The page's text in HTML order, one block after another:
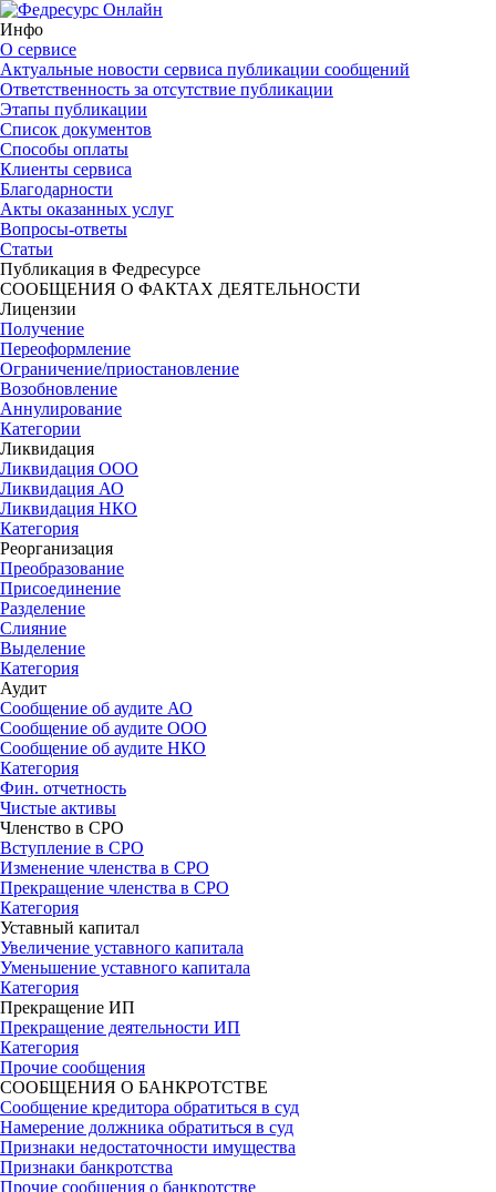
Инфо
О сервисе
Актуальные новости сервиса публикации сообщений
Ответственность за отсутствие публикации
Этапы публикации
Список документов
Способы оплаты
Клиенты сервиса
Благодарности
Акты оказанных услуг
Вопросы-ответы
Статьи
Публикация в Федресурсе
СООБЩЕНИЯ О ФАКТАХ ДЕЯТЕЛЬНОСТИ
Лицензии
Получение
Переоформление
Ограничение/приостановление
Возобновление
Аннулирование
Категории
Ликвидация
Ликвидация ООО
Ликвидация АО
Ликвидация НКО
Категория
Реорганизация
Преобразование
Присоединение
Разделение
Слияние
Выделение
Категория
Аудит
Сообщение об аудите АО
Сообщение об аудите OOO
Сообщение об аудите НКО
Категория
Фин. отчетность
Чистые активы
Членство в СРО
Вступление в СРО
Изменение членства в СРО
Прекращение членства в СРО
Категория
Уставный капитал
Увеличение уставного капитала
Уменьшение уставного капитала
Категория
Прекращение ИП
Прекращение деятельности ИП
Категория
Прочие сообщения
СООБЩЕНИЯ О БАНКРОТСТВЕ
Сообщение кредитора обратиться в суд
Намерение должника обратиться в суд
Признаки недостаточности имущества
Признаки банкротства
Прочие сообщения о банкротстве